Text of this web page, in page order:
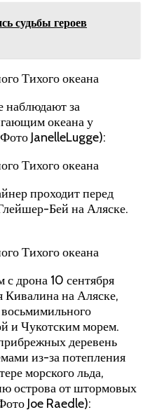
судьбы героев
наблюдают за
океана у
JanelleLugge):
проходит перед
Бей на Аляске.
дрона 10 сентября
Кивалина на Аляске,
и Чукотским морем.
деревень
из-за потепления
морского льда,
острова от штормовых
Joe Raedle):